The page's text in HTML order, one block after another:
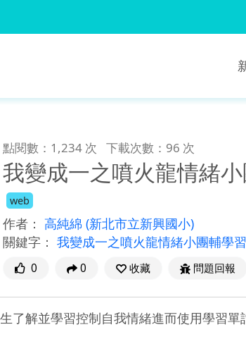
點閱數：1,234 次 下載次數：96 次
我變成一之噴火龍情緒
web
作者： 高純綿 (新北市立新興國小)
關鍵字： 我變成一之噴火龍情緒小團輔學
0 0 收藏 問題回報
了解並學習控制自我情緒進而使用學習單